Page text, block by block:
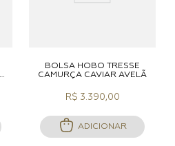
BOLSA HOBO TRESSÊ
CAMURÇA CAVIAR AVELÃ
R$ 3.390,00
ADICIONAR